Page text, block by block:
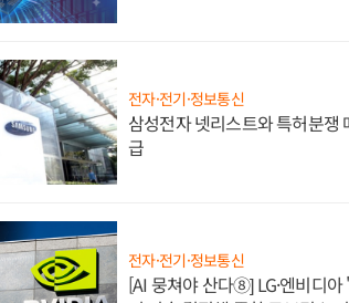
전자·전기·정보통신
삼성전자 넷리스트와 특허분쟁
급
전자·전기·정보통신
[AI 뭉쳐야 산다⑧] LG·엔비디아